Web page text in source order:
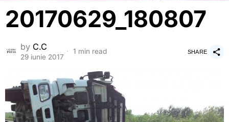
20170629_180807
by C.C
29 iunie 2017
1 min read SHARE